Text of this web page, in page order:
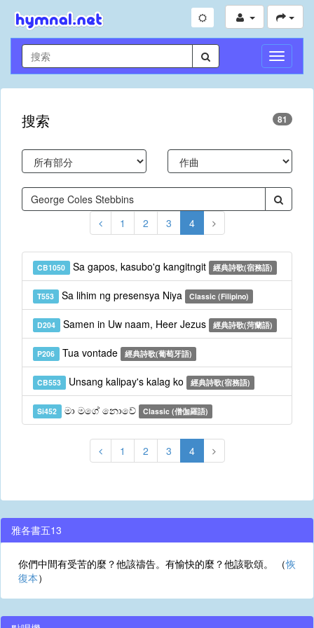
切
換
導
搜索 81
1 2 3 4
CB1050 Sa gapos, kasubo'g kangitngit 經典詩歌(宿務語)
T553 Sa lihim ng presensya Niya Classic (Filipino)
D204 Samen in Uw naam, Heer Jezus 經典詩歌(菏蘭語)
P206 Tua vontade 經典詩歌(葡萄牙語)
CB553 Unsang kalipay's kalag ko 經典詩歌(宿務語)
Si452 මා මගේ නොවේ Classic (僧伽羅語)
1 2 3 4
雅各書五13
你們中間有受苦的麼？他該禱告。有愉快的麼？他該歌頌。 （恢
復本）